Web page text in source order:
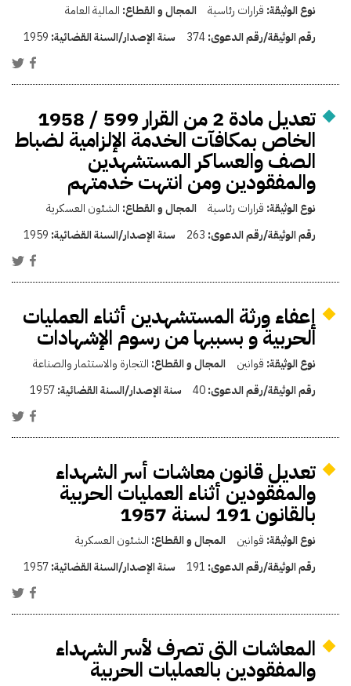
نوع الوثيقة: قرارات رئاسية المجال و القطاع: المالية العامة
رقم الوثيقة/رقم الدعوى:374 سنة الإصدار/السنة القضائية: 1959
تعديل مادة 2 من القرار 599 / 1958
الخاص بمكافآت الخدمة الإلزامية لضباط
الصف والعساكر المستشهدين
والمفقودين ومن انتهت خدمتهم
نوع الوثيقة: قرارات رئاسية المجال و القطاع: الشئون العسكرية
رقم الوثيقة/رقم الدعوى: 263 سنة الإصدار/السنة القضائية: 1959
إعفاء ورثة المستشهدين أثناء العمليات
الحربية و بسببها من رسوم الإشهادات
نوع الوثيقة: قوانين المجال و القطاع: التجارة والاستثمار والصناعة
رقم الوثيقة/رقم الدعوى:40 سنة الإصدار/السنة القضائية:1957
تعديل قانون معاشات أسر الشهداء
والمفقودين أثناء العمليات الحربية
بالقانون 191 لسنة 1957
نوع الوثيقة: قوانين المجال و القطاع: الشئون العسكرية
رقم الوثيقة/رقم الدعوى: 191 سنة الإصدار/السنة القضائية:1957
المعاشات التى تصرف لأسر الشهداء
والمفقودين بالعمليات الحربية